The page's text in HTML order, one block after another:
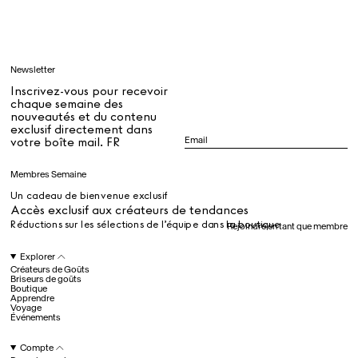
Dr Stolberg's Daily Habits to Support Your Inner Health
Newsletter
Inscrivez-vous pour recevoir
chaque semaine des
nouveautés et du contenu
exclusif directement dans
votre boîte mail. FR
Membres Semaine
Accès exclusif aux créateurs de tendances
Réductions sur les sélections de l’équipe dans la boutique
Un cadeau de bienvenue exclusif
Rejoindre en tant que membre
Explorer
Créateurs de Goûts
Briseurs de goûts
Boutique
Apprendre
Voyage
Événements
Compte